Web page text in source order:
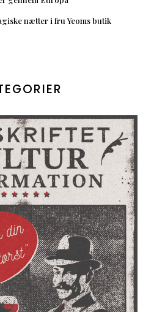
nætter i fru Yeoms butik